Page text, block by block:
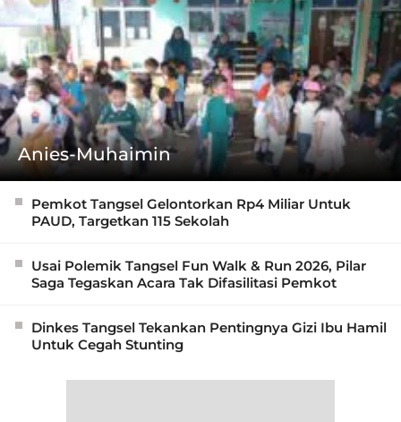
Anies-Muhaimin
Pemkot Tangsel Gelontorkan Rp4 Miliar Untuk
PAUD, Targetkan 115 Sekolah
Usai Polemik Tangsel Fun Walk & Run 2026, Pilar
Saga Tegaskan Acara Tak Difasilitasi Pemkot
Dinkes Tangsel Tekankan Pentingnya Gizi Ibu Hamil
Untuk Cegah Stunting